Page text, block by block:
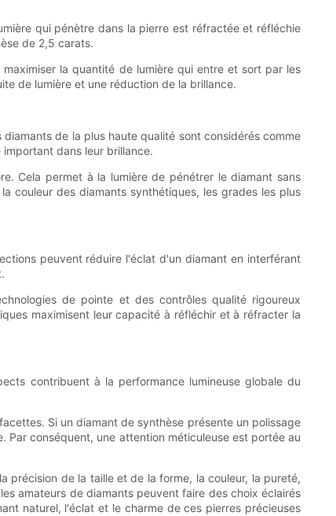
qui pénètre dans la pierre est réfractée et réfléchie
de 2,5 carats.
la quantité de lumière qui entre et sort par les
de lumière et une réduction de la brillance.
de la plus haute qualité sont considérés comme
dans leur brillance.
Cela permet à la lumière de pénétrer le diamant sans
couleur des diamants synthétiques, les grades les plus
peuvent réduire l'éclat d'un diamant en interférant
de pointe et des contrôles qualité rigoureux
maximisent leur capacité à réfléchir et à réfracter la
contribuent à la performance lumineuse globale du
Si un diamant de synthèse présente un polissage
Par conséquent, une attention méticuleuse est portée au
précision de la taille et de la forme, la couleur, la pureté,
amateurs de diamants peuvent faire des choix éclairés
naturel, l'éclat et le charme de ces pierres précieuses